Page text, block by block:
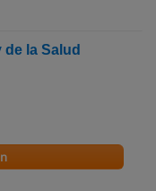
la Salud